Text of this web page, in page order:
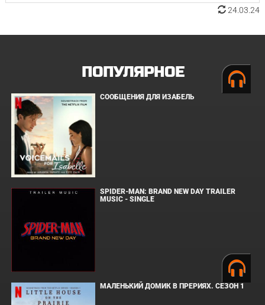
24.03.24
ПОПУЛЯРНОЕ
СООБЩЕНИЯ ДЛЯ ИЗАБЕЛЬ
SPIDER-MAN: BRAND NEW DAY TRAILER
MUSIC - SINGLE
МАЛЕНЬКИЙ ДОМИК В ПРЕРИЯХ. СЕЗОН 1